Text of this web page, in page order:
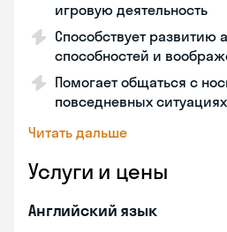
игровую деятельность
Способствует развитию
способностей и
Помогает общаться с
повседневных ситуациях
Читать дальше
Услуги и цены
Английский язык